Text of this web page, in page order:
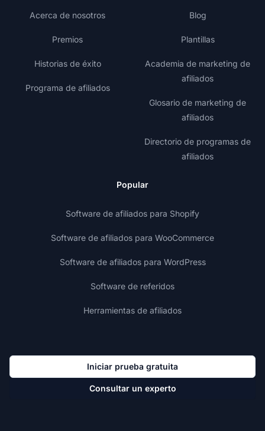
Acerca de nosotros
Premios
Historias de éxito
Programa de afiliados
Blog
Plantillas
Academia de marketing de
afiliados
Glosario de marketing de
afiliados
Directorio de programas de
afiliados
Popular
Software de afiliados para Shopify
Software de afiliados para WooCommerce
Software de afiliados para WordPress
Software de referidos
Herramientas de afiliados
Iniciar prueba gratuita
Consultar un experto